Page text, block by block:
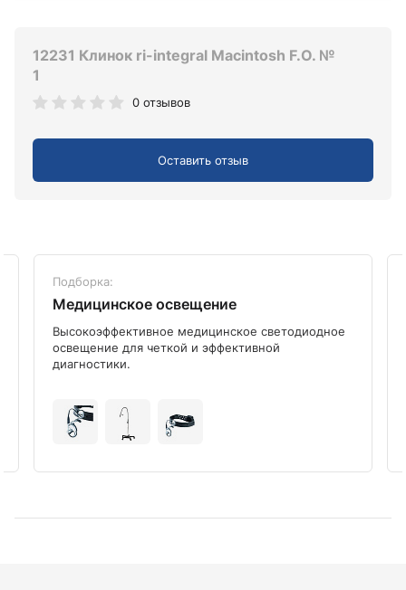
12231 Клинок ri-integral Macintosh F.O. №
1
0 отзывов
Оставить отзыв
Подборка:
Медицинское освещение
Высокоэффективное медицинское светодиодное
освещение для четкой и эффективной
диагностики.